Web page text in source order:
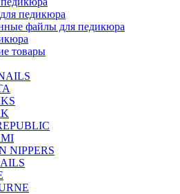
педикюра
файлы для педикюра
товары
NIPPERS